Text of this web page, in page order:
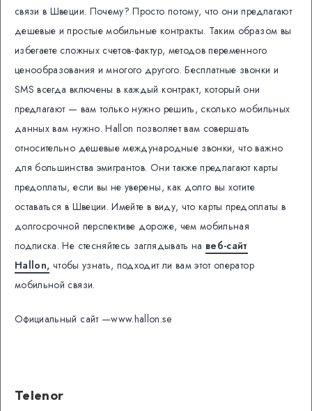
связи в Швеции. Почему? Просто потому, что они предлагают
дешевые и простые мобильные контракты. Таким образом вы
избегаете сложных счетов-фактур, методов переменного
ценообразования и многого другого. Бесплатные звонки и
SMS всегда включены в каждый контракт, который они
предлагают — вам только нужно решить, сколько мобильных
данных вам нужно.Hallon позволяет вам совершать
относительно дешевые международные звонки, что важно
для большинства эмигрантов. Они также предлагают карты
предоплаты, если вы не уверены, как долго вы хотите
оставаться в Швеции. Имейте в виду, что карты предоплаты в
долгосрочной перспективе дороже, чем мобильная
подписка. Не стесняйтесь заглядывать на веб-сайт
Hallon, чтобы узнать, подходит ли вам этот оператор
мобильной связи.
Официальный сайт —www.hallon.se
Telenor